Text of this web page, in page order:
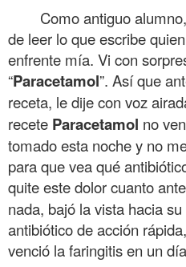
Como antiguo alumno,
de leer lo que escribe
enfrente mía. Vi con
“Paracetamol”. Así que
receta, le dije con voz
recete Paracetamol no
tomado esta noche y no
para que vea qué
quite este dolor cuanto
nada, bajó la vista hacia
antibiótico de acción
venció la faringitis en un